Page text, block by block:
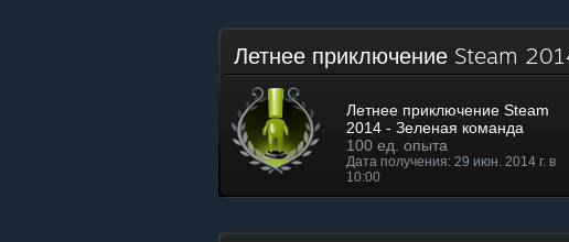
Летнее приключение Steam
Летнее приключение Steam
2014 - Зеленая команда
100 ед. опыта
Дата получения: 29 июн. 2014 г. в
10:00